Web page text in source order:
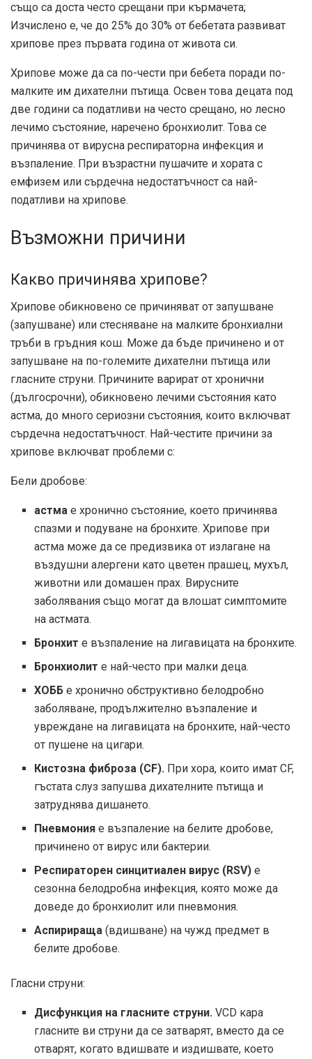
също са доста често срещани при кърмачета;
Изчислено е, че до 25% до 30% от бебетата развиват
хрипове през първата година от живота си.
Хрипове може да са по-чести при бебета поради по-
малките им дихателни пътища. Освен това децата под
две години са податливи на често срещано, но лесно
лечимо състояние, наречено бронхиолит. Това се
причинява от вирусна респираторна инфекция и
възпаление. При възрастни пушачите и хората с
емфизем или сърдечна недостатъчност са най-
податливи на хрипове.
Възможни причини
Какво причинява хрипове?
Хрипове обикновено се причиняват от запушване
(запушване) или стесняване на малките бронхиални
тръби в гръдния кош. Може да бъде причинено и от
запушване на по-големите дихателни пътища или
гласните струни. Причините варират от хронични
(дългосрочни), обикновено лечими състояния като
астма, до много сериозни състояния, които включват
сърдечна недостатъчност. Най-честите причини за
хрипове включват проблеми с:
Бели дробове:
астма е хронично състояние, което причинява
спазми и подуване на бронхите. Хрипове при
астма може да се предизвика от излагане на
въздушни алергени като цветен прашец, мухъл,
животни или домашен прах. Вирусните
заболявания също могат да влошат симптомите
на астмата.
Бронхит е възпаление на лигавицата на бронхите.
Бронхиолит е най-често при малки деца.
ХОББ е хронично обструктивно белодробно
заболяване, продължително възпаление и
увреждане на лигавицата на бронхите, най-често
от пушене на цигари.
Кистозна фиброза (CF). При хора, които имат CF,
гъстата слуз запушва дихателните пътища и
затруднява дишането.
Пневмония е възпаление на белите дробове,
причинено от вирус или бактерии.
Респираторен синцитиален вирус (RSV) е
сезонна белодробна инфекция, която може да
доведе до бронхиолит или пневмония.
Аспирираща (вдишване) на чужд предмет в
белите дробове.
Гласни струни:
Дисфункция на гласните струни. VCD кара
гласните ви струни да се затварят, вместо да се
отварят, когато вдишвате и издишвате, което